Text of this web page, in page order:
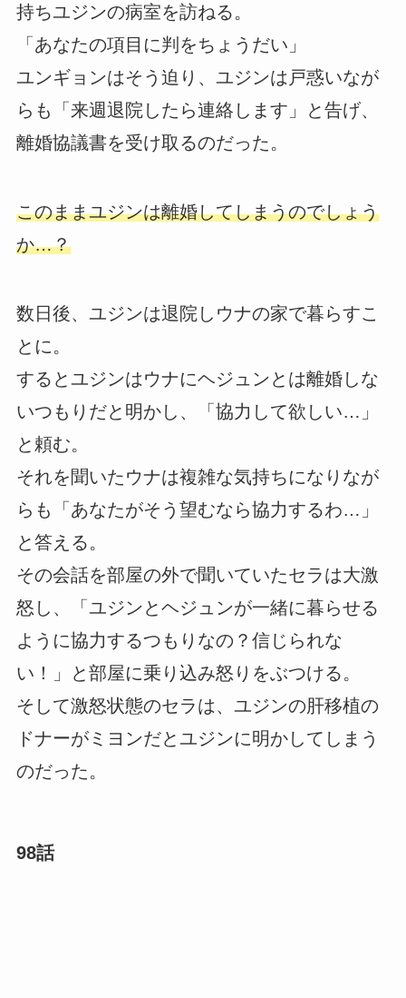
持ちユジンの病室を訪ねる。
「あなたの項目に判をちょうだい」
ユンギョンはそう迫り、ユジンは戸惑いなが
らも「来週退院したら連絡します」と告げ、
離婚協議書を受け取るのだった。
このままユジンは離婚してしまうのでしょう
か…？
数日後、ユジンは退院しウナの家で暮らすこ
とに。
するとユジンはウナにヘジュンとは離婚しな
いつもりだと明かし、「協力して欲しい…」
と頼む。
それを聞いたウナは複雑な気持ちになりなが
らも「あなたがそう望むなら協力するわ…」
と答える。
その会話を部屋の外で聞いていたセラは大激
怒し、「ユジンとヘジュンが一緒に暮らせる
ように協力するつもりなの？信じられな
い！」と部屋に乗り込み怒りをぶつける。
そして激怒状態のセラは、ユジンの肝移植の
ドナーがミヨンだとユジンに明かしてしまう
のだった。
98話